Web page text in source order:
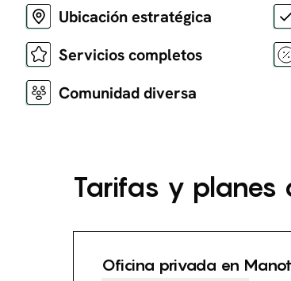
Ubicación estratégica
Servicios completos
Comunidad diversa
Tarifas y planes
Oficina privada en